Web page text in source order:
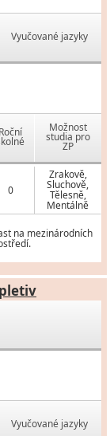
Vyučované jazyky
Roční Možnost
studia pro
ZP
0
Zrakově,
Sluchově,
Tělesně,
Mentálně
na mezinárodních
Vyučované jazyky